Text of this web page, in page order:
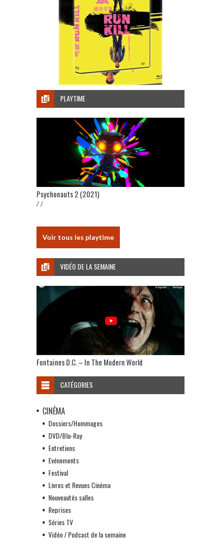
PLAYTIME
Psychonauts 2 (2021)
/ /
Voir tous les playtime
VIDÉO DE LA SEMAINE
Fontaines D.C. – In The Modern World
CATÉGORIES
CINÉMA
Dossiers/Hommages
DVD/Blu-Ray
Entretiens
Evénements
Festival
Livres et Revues Cinéma
Nouveautés salles
Reprises
Séries TV
Vidéo / Podcast de la semaine